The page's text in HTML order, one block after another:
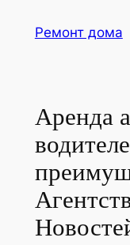
Ремонт дома
Аренда